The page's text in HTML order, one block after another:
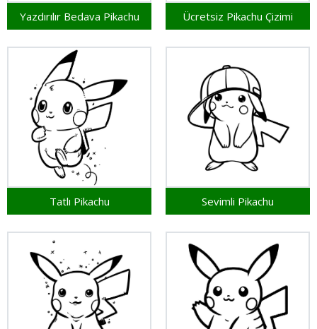
Yazdırılır Bedava Pikachu Ücretsiz Pikachu Çizimi
Tatlı Pikachu Sevimli Pikachu